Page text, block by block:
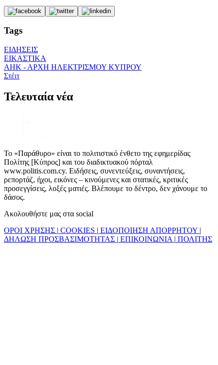
Tags
ΕΙΔΗΣΕΙΣ
ΕΙΚΑΣΤΙΚΑ
ΑΗΚ - ΑΡΧΗ ΗΛΕΚΤΡΙΣΜΟΥ ΚΥΠΡΟΥ
Στέιτ
Τελευταία νέα
Το «Παράθυρο» είναι το πολιτιστικό ένθετο της εφημερίδας
Πολίτης [Κύπρος] και του διαδικτυακού πόρταλ
www.politis.com.cy. Ειδήσεις, συνεντεύξεις, συναντήσεις,
ρεπορτάζ, ήχοι, εικόνες – κινούμενες και στατικές, κριτικές
προσεγγίσεις, λοξές ματιές. Βλέπουμε το δέντρο, δεν χάνουμε το
δάσος.
Ακολουθήστε μας στα social
ΟΡΟΙ ΧΡΗΣΗΣ | COOKIES | ΕΙΔΟΠΟΙΗΣΗ ΑΠΟΡΡΗΤΟΥ |
ΔΗΛΩΣΗ ΠΡΟΣΒΑΣΙΜΟΤΗΤΑΣ | ΕΠΙΚΟΙΝΩΝΙΑ | ΠΟΛΙΤΗΣ